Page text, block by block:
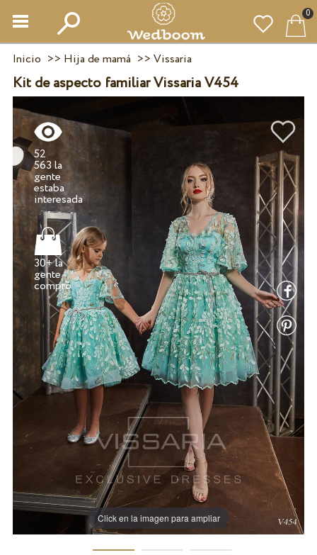
0
Inicio >> Hija de mamá >> Vissaria
Kit de aspecto familiar Vissaria V454
Click en la imagen para ampliar
52
563 la
gente
estaba
interesada
30+ la
gente
compró